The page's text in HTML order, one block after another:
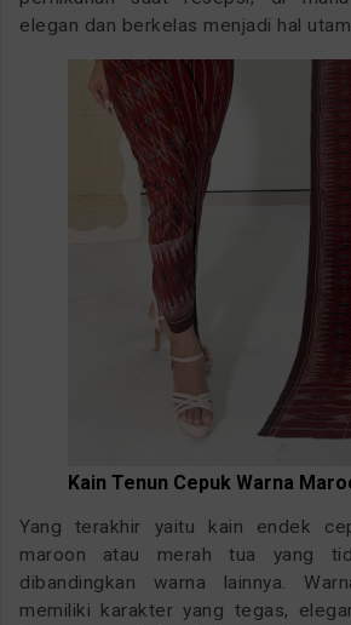
elegan dan berkelas menjadi hal
Kain Tenun Cepuk Warna
Yang terakhir yaitu kain endek
maroon atau merah tua yang
dibandingkan warna lainnya.
memiliki karakter yang tegas,